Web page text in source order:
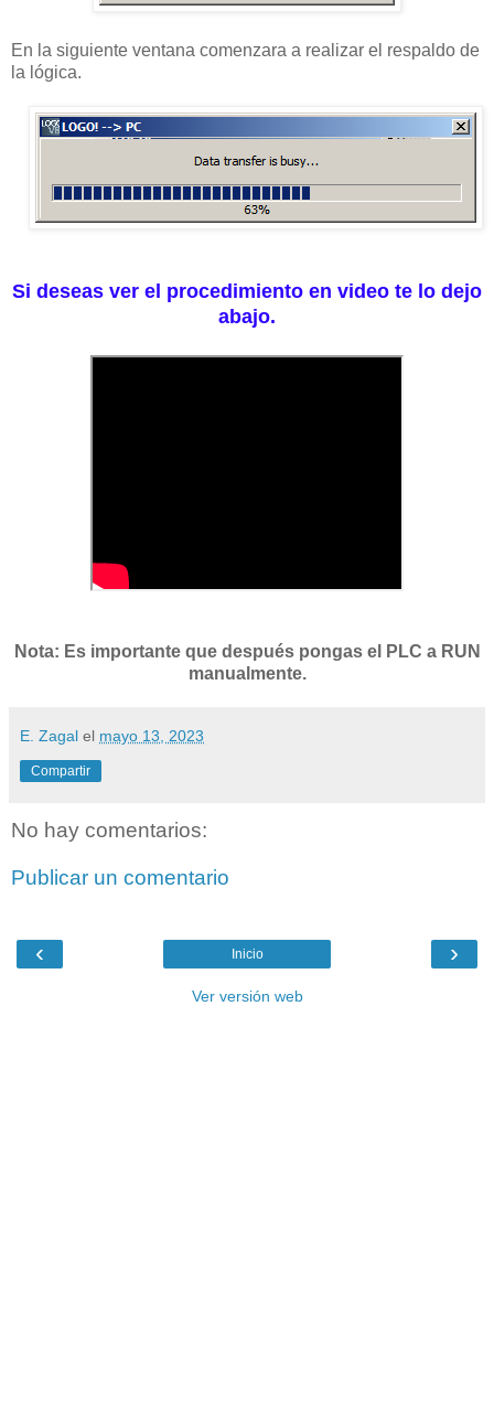
En la siguiente ventana comenzara a realizar el respaldo de
la lógica.
Si deseas ver el procedimiento en video te lo dejo
abajo.
Nota: Es importante que después pongas el PLC a RUN
manualmente.
E. Zagal el mayo 13, 2023
Compartir
No hay comentarios:
Publicar un comentario
‹ ›
Inicio
Ver versión web